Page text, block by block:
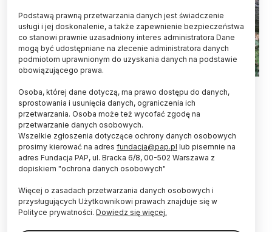
brunatne z nowej kładki we wrocławskim zoo. Fot. PAP/ Maciej
Kulczyński
Dr Agnieszka Olszańska z Instytutu Ochrony
Przyrody PAN powiedziała PAP, że niedźwiedzie
nie są w Polsce problemem, tylko brak
systemowych działań prewencyjnych. Dziś
a kiedy emocje opadają, temat przestaje być
priorytetem - zaznaczyła.
Podstawą prawną przetwarzania danych jest świadczenie
usługi i jej doskonalenie, a także zapewnienie bezpieczeństwa
co stanowi prawnie uzasadniony interes administratora Dane
mogą być udostępniane na zlecenie administratora danych
podmiotom uprawnionym do uzyskania danych na podstawie
obowiązującego prawa.
Osoba, której dane dotyczą, ma prawo dostępu do danych,
sprostowania i usunięcia danych, ograniczenia ich
przetwarzania. Osoba może też wycofać zgodę na
przetwarzanie danych osobowych.
Wszelkie zgłoszenia dotyczące ochrony danych osobowych
prosimy kierować na adres fundacja@pap.pl lub pisemnie na
adres Fundacja PAP, ul. Bracka 6/8, 00-502 Warszawa z
dopiskiem "ochrona danych osobowych"
Więcej o zasadach przetwarzania danych osobowych i
przysługujących Użytkownikowi prawach znajduje się w
Polityce prywatności. Dowiedz się więcej.